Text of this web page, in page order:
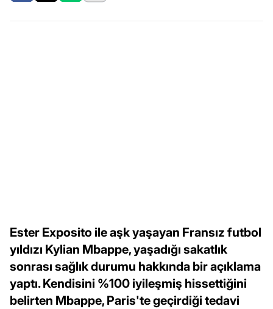
Ester Exposito ile aşk yaşayan Fransız futbol
yıldızı Kylian Mbappe, yaşadığı sakatlık
sonrası sağlık durumu hakkında bir açıklama
yaptı. Kendisini %100 iyileşmiş hissettiğini
belirten Mbappe, Paris'te geçirdiği tedavi